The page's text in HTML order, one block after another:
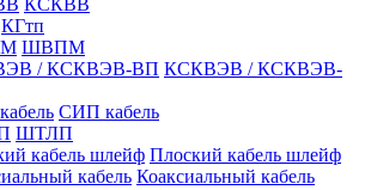
КСКВВ
КГтп
ШВПМ
КСКВЭВ / КСКВЭВ-
СИП кабель
ШТЛП
Плоский кабель шлейф
Коаксиальный кабель